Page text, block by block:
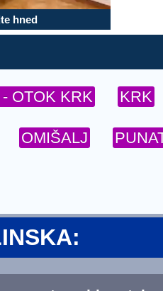
hned
OTOK KRK KRK
OMIŠALJ